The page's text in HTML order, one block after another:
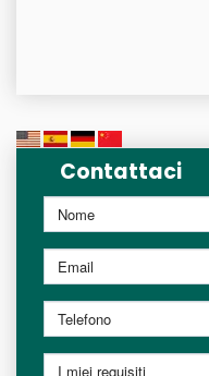
Contattaci